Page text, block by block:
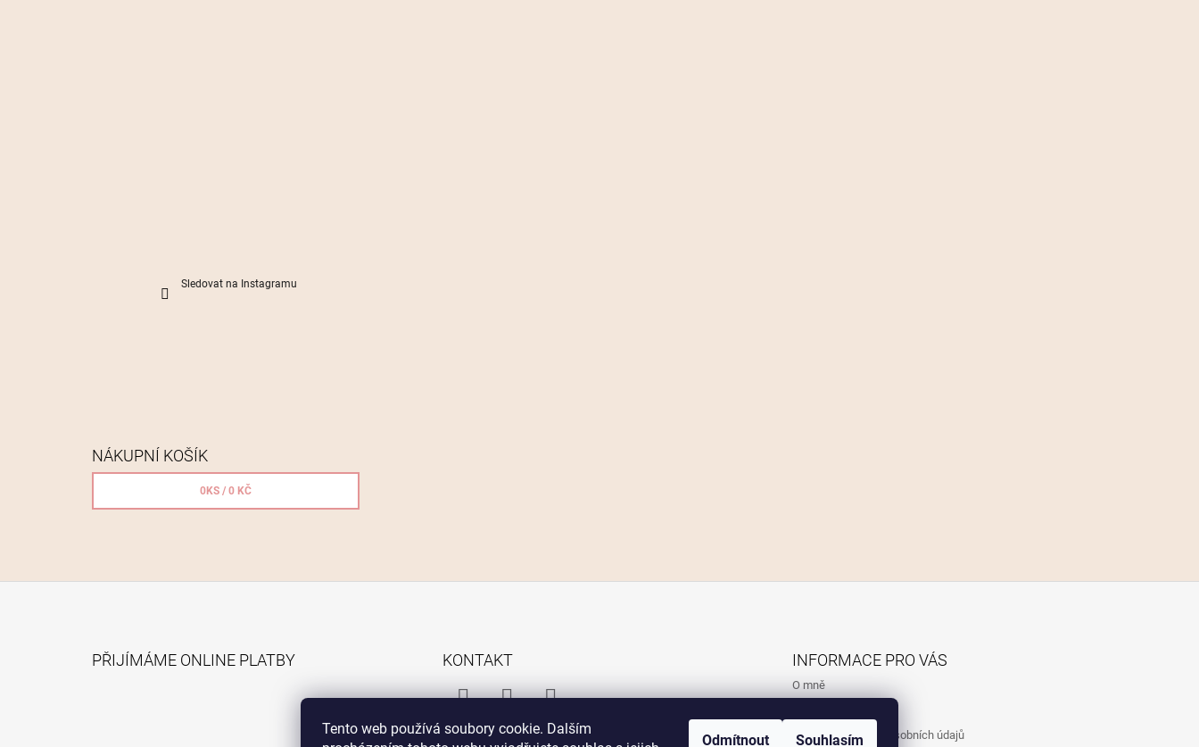
Tento web používá soubory cookie. Dalším
Odmítnout Souhlasím
Sledovat na Instagramu
NÁKUPNÍ KOŠÍK
0KS / 0 KČ
PŘIJÍMÁME ONLINE PLATBY KONTAKT
FacebookInstagramFacebook
Messenger
INFORMACE PRO VÁS
O mně
Podmínky ochrany osobních údajů